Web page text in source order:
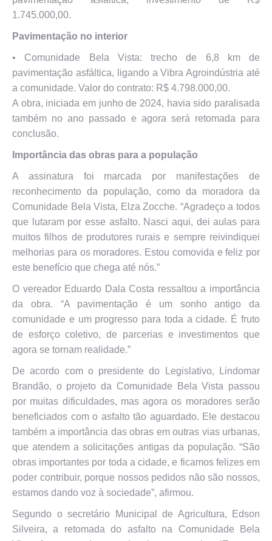
1.745.000,00.
Pavimentação no interior
•⁠ ⁠Comunidade Bela Vista: trecho de 6,8 km de
pavimentação asfáltica, ligando a Vibra Agroindústria até
a comunidade. Valor do contrato: R$ 4.798.000,00.
A obra, iniciada em junho de 2024, havia sido paralisada
também no ano passado e agora será retomada para
conclusão.
Importância das obras para a população
A assinatura foi marcada por manifestações de
reconhecimento da população, como da moradora da
Comunidade Bela Vista, Elza Zocche. “Agradeço a todos
que lutaram por esse asfalto. Nasci aqui, dei aulas para
muitos filhos de produtores rurais e sempre reivindiquei
melhorias para os moradores. Estou comovida e feliz por
este benefício que chega até nós.”
O vereador Eduardo Dala Costa ressaltou a importância
da obra. “A pavimentação é um sonho antigo da
comunidade e um progresso para toda a cidade. É fruto
de esforço coletivo, de parcerias e investimentos que
agora se tornam realidade.”
De acordo com o presidente do Legislativo, Lindomar
Brandão, o projeto da Comunidade Bela Vista passou
por muitas dificuldades, mas agora os moradores serão
beneficiados com o asfalto tão aguardado. Ele destacou
também a importância das obras em outras vias urbanas,
que atendem a solicitações antigas da população. “São
obras importantes por toda a cidade, e ficamos felizes em
poder contribuir, porque nossos pedidos não são nossos,
estamos dando voz à sociedade”, afirmou.
Segundo o secretário Municipal de Agricultura, Edson
Silveira, a retomada do asfalto na Comunidade Bela